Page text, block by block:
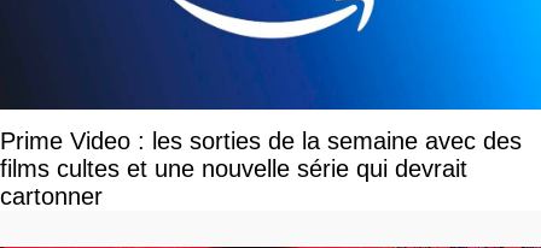
Prime Video : les sorties de la semaine avec des
films cultes et une nouvelle série qui devrait
cartonner